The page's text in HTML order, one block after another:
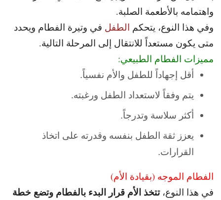
واهتمامه بالأطعمة الصلبة.
وفي هذا النوع، يتحكم الطفل في وتيرة الفطام ويحدد
متى يكون مستعداً للانتقال إلى المرحلة التالية.
مميزات الفطام الطبيعي:
أقل إجهاداً للطفل والأم نفسياً.
يتم وفقاً لاستعداد الطفل ورغبته.
أكثر سلاسة وتدرجاً.
يعزز ثقة الطفل بنفسه وقدرته على اتخاذ
القرارات.
الفطام الموجه (بقيادة الأم)
في هذا النوع،تتخذ الأم قرار البدء بالفطام وتضع خطة